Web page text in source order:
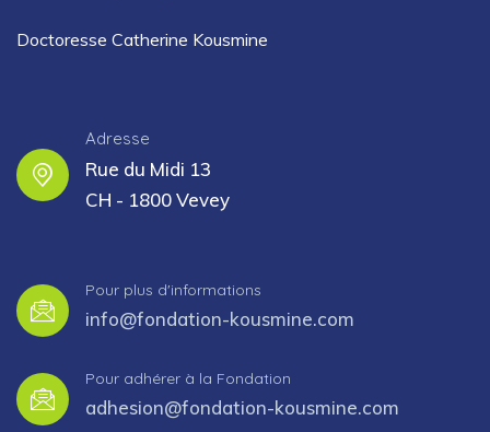
Doctoresse Catherine Kousmine
Adresse
Rue du Midi 13
CH - 1800 Vevey
Pour plus d'informations
info@fondation-kousmine.com
Pour adhérer à la Fondation
adhesion@fondation-kousmine.com